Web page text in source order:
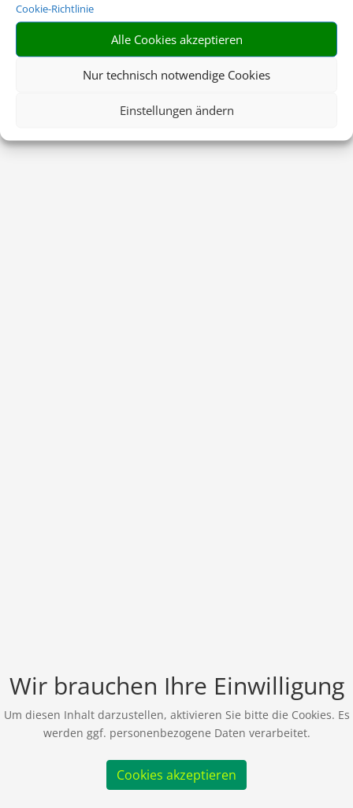
Cookie-Richtlinie
Alle Cookies akzeptieren
Nur technisch notwendige Cookies
Einstellungen ändern
Wir brauchen Ihre Einwilligung
Um diesen Inhalt darzustellen, aktivieren Sie bitte die Cookies. Es
werden ggf. personenbezogene Daten verarbeitet.
Cookies akzeptieren